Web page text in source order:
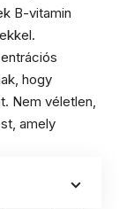
B-vitamin
hogy
Nem véletlen,
amely